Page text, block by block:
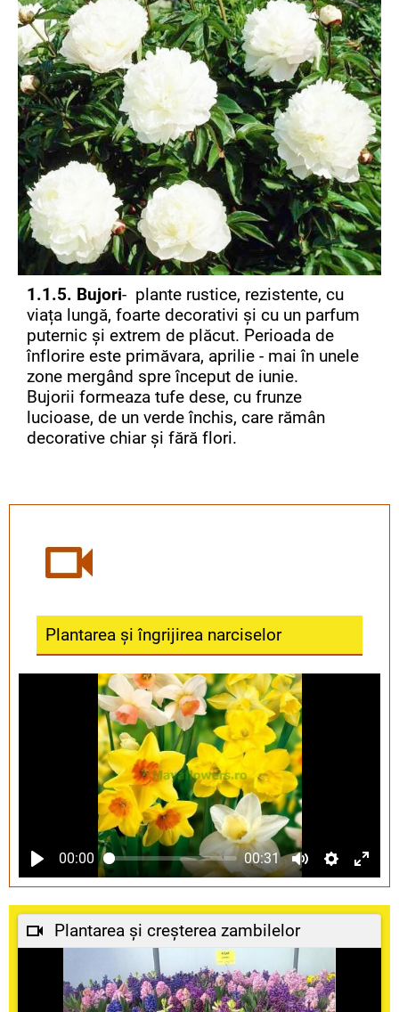
1.1.5. Bujori- plante rustice, rezistente, cu
viața lungă, foarte decorativi și cu un parfum
puternic și extrem de plăcut. Perioada de
înflorire este primăvara, aprilie - mai în unele
zone mergând spre început de iunie.
Bujorii formeaza tufe dese, cu frunze
lucioase, de un verde închis, care rămân
decorative chiar și fără flori.
Plantarea și îngrijirea narciselor
00:00 00:31
Plantarea și creșterea zambilelor